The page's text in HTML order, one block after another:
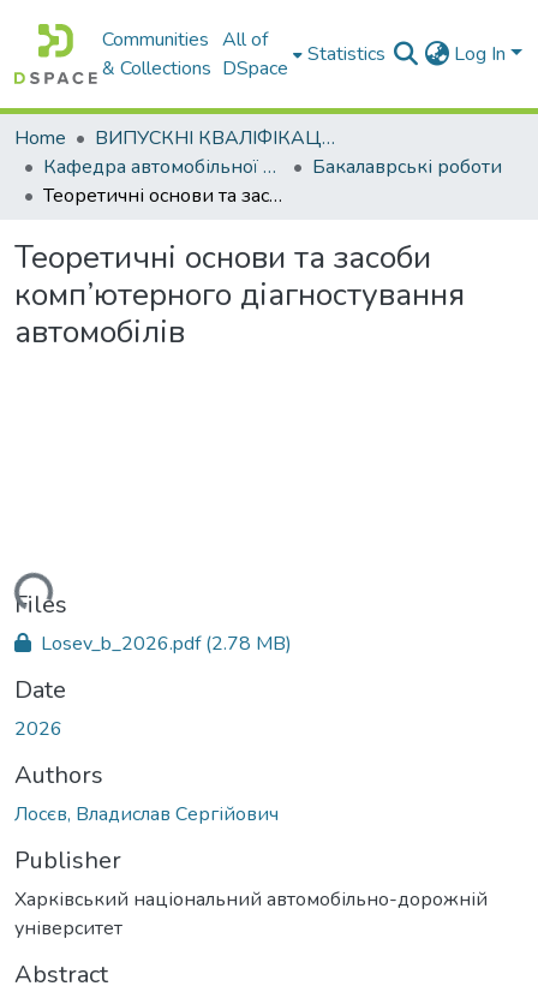
Communities
& Collections
All of
DSpace
Statistics Log In
Home
ВИПУСКНІ КВАЛІФІКАЦІЙНІ РОБОТИ
Кафедра автомобільної електроніки
Бакалаврські роботи
Теоретичні основи та засоби комп’ютерного діагностування автомобілів
Теоретичні основи та засоби
комп’ютерного діагностування
автомобілів
Files
Losev_b_2026.pdf(2.78 MB)
Date
2026
Authors
Лосєв, Владислав Сергійович
Publisher
Харківський національний автомобільно-дорожній
університет
Abstract